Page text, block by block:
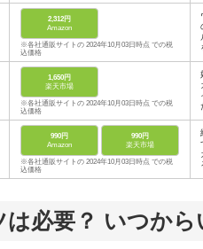
2,312円
Amazon
※各社通販サイトの 2024年10月03日時点 での税
込価格
1,650円
楽天市場
※各社通販サイトの 2024年10月03日時点 での税
込価格
990円
Amazon
990円
楽天市場
※各社通販サイトの 2024年10月03日時点 での税
込価格
必要？ いつから